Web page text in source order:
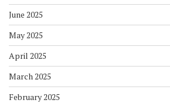
June 2025
May 2025
April 2025
March 2025
February 2025